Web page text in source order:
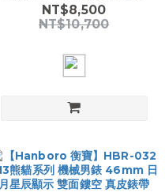
示 200米防水 精鋼男錶
NT$8,500
NT$10,700